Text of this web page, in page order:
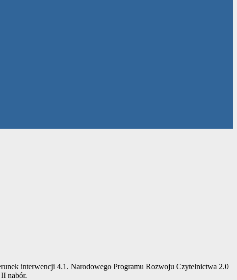
interwencji 4.1. Narodowego Programu Rozwoju Czytelnictwa 2.0
nabór.